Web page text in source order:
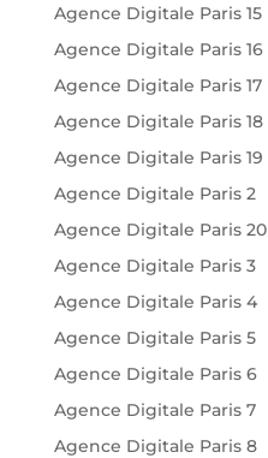
Agence Digitale Paris 15
Agence Digitale Paris 16
Agence Digitale Paris 17
Agence Digitale Paris 18
Agence Digitale Paris 19
Agence Digitale Paris 2
Agence Digitale Paris 20
Agence Digitale Paris 3
Agence Digitale Paris 4
Agence Digitale Paris 5
Agence Digitale Paris 6
Agence Digitale Paris 7
Agence Digitale Paris 8